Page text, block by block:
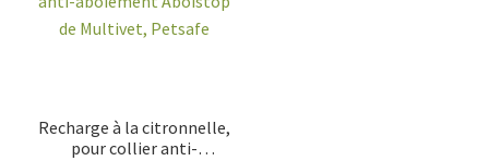
Recharge à la citronnelle,
pour collier anti-